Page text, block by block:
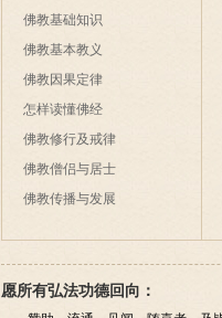
佛教基础知识
佛教基本教义
佛教因果定律
怎样读懂佛经
佛教修行及戒律
佛教僧侣与居士
佛教传播与发展
愿所有弘法功德回向：